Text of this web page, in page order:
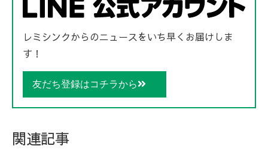
レミシンクからのニュースをいち早くお届けしま
す！
友だち登録はコチラから
関連記事